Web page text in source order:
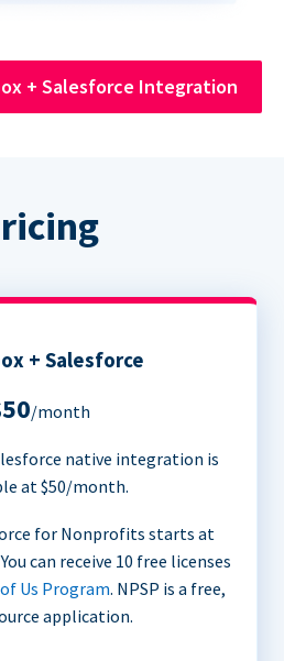
+ Salesforce Integration
+ Salesforce
/month
native integration is
at $50/month.
for Nonprofits starts at
can receive 10 free licenses
Us Program. NPSP is a free,
application.